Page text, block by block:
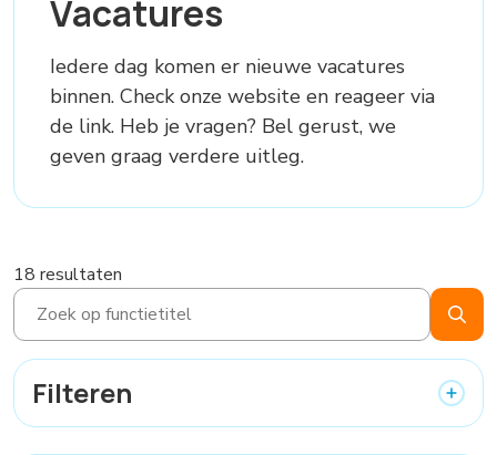
Vacatures
Iedere dag komen er nieuwe vacatures
binnen. Check onze website en reageer via
de link. Heb je vragen? Bel gerust, we
geven graag verdere uitleg.
18 resultaten
Filteren